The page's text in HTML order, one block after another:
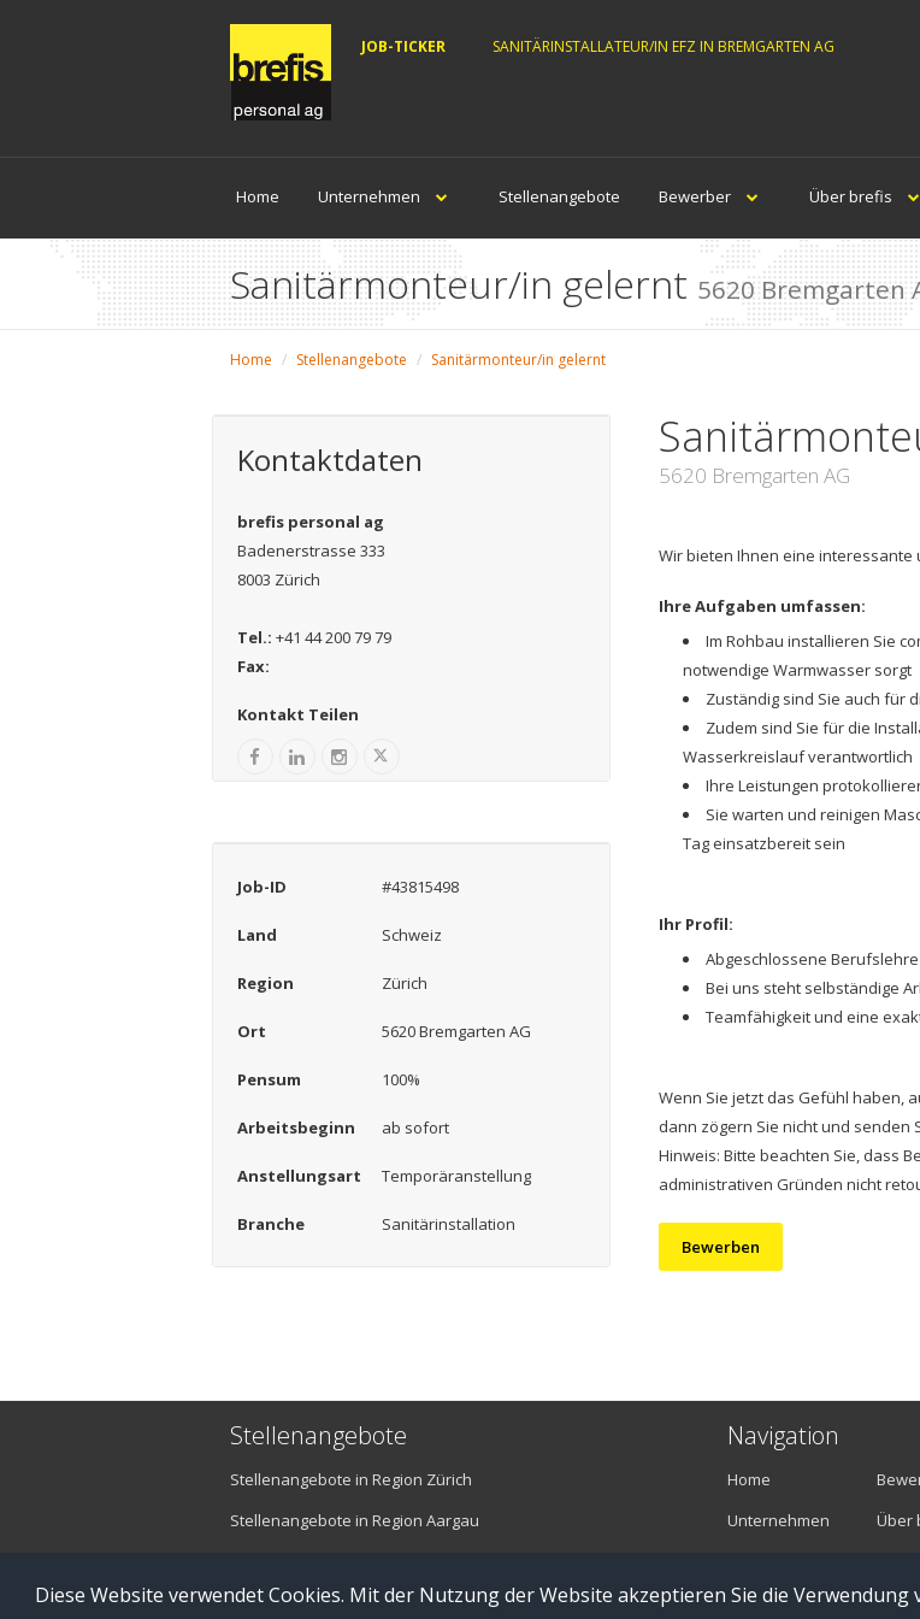
Diese Website verwendet Cookies. Mit der Nutzung der Website akzeptieren Sie die Verwendung
JOB-TICKER SANITÄRINSTALLATEUR/IN EFZ IN BREMGARTEN AG
Home Unternehmen Stellenangebote Bewerber Über brefis
Sanitärmonteur/in gelernt 5620 Bremgarten
Home Stellenangebote Sanitärmonteur/in gelernt
Kontaktdaten
brefis personal ag
Badenerstrasse 333
8003 Zürich
Tel.: +41 44 200 79 79
Fax:
Kontakt Teilen
Job-ID #43815498
Land Schweiz
Region Zürich
Ort 5620 Bremgarten AG
Pensum 100%
Arbeitsbeginn ab sofort
Anstellungsart Temporäranstellung
Branche Sanitärinstallation
5620 Bremgarten AG
Wir bieten Ihnen eine
Ihre Aufgaben umfassen:
Im Rohbau installieren Sie
notwendige Warmwasser sorgt
Zuständig sind Sie auch für
Zudem sind Sie für die
Wasserkreislauf verantwortlich
Ihre Leistungen
Sie warten und reinigen
Tag einsatzbereit sein
Ihr Profil:
Abgeschlossene
Bei uns steht selbständige
Teamfähigkeit und eine
Wenn Sie jetzt das Gefühl haben,
dann zögern Sie nicht und senden
Hinweis: Bitte beachten Sie, dass
administrativen Gründen nicht
Bewerben
Stellenangebote
Stellenangebote in Region Zürich
Stellenangebote in Region Aargau
Navigation
Home
Unternehmen
Über